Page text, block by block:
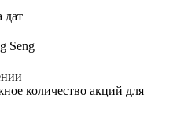
дат
Seng
количество акций для